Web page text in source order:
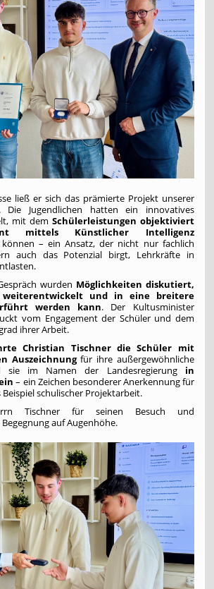
ließ er sich das prämierte Projekt unserer
Die Jugendlichen hatten ein innovatives
mit dem Schülerleistungen objektiviert
mittels Künstlicher Intelligenz
– ein Ansatz, der nicht nur fachlich
auch das Potenzial birgt, Lehrkräfte in
wurden Möglichkeiten diskutiert,
und in eine breitere
werden kann. Der Kultusminister
vom Engagement der Schüler und dem
ihrer Arbeit.
Christian Tischner die Schüler mit
Auszeichnung für ihre außergewöhnliche
im Namen der Landesregierung
in
– ein Zeichen besonderer Anerkennung für
schulischer Projektarbeit.
Tischner für seinen Besuch und
auf Augenhöhe.